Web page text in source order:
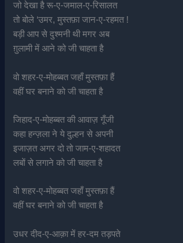
जो देखा है रू-ए-जमाल-ए-रिसालत
तो बोले ‘उमर, मुस्तफ़ा जान-ए-रहमत !
बड़ी आप से दुश्मनी थी मगर अब
ग़ुलामी में आने को जी चाहता है
वो शहर-ए-मोहब्बत जहाँ मुस्तफ़ा हैं
वहीं घर बनाने को जी चाहता है
जिहाद-ए-मोहब्बत की आवाज़ गूँजी
कहा हन्ज़ला ने ये दुल्हन से अपनी
इजाज़त अगर दो तो जाम-ए-शहादत
लबों से लगाने को जी चाहता है
वो शहर-ए-मोहब्बत जहाँ मुस्तफ़ा हैं
वहीं घर बनाने को जी चाहता है
उधर दीद-ए-आक़ा में हर-दम तड़पते